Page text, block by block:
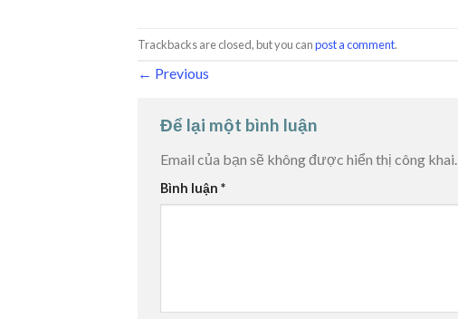
Trackbacks are closed, but you canpost a comment.
← Previous
Để lại một bình luận
Email của bạn sẽ không được hiển thị công khai.
Bình luận *